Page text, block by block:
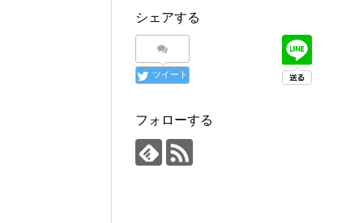
シェアする
ツイート
フォローする